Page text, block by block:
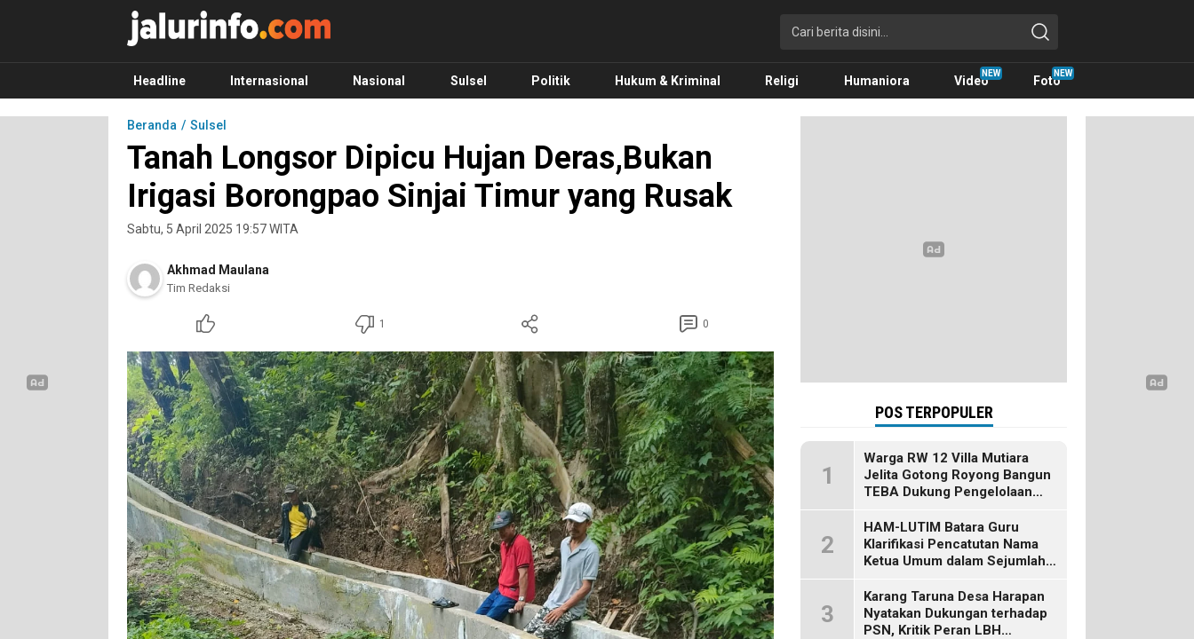
Info Terbaru, Berita Terkini Hari Ini, Jalurinfo.com
Terkini, Akurat dan Terpercaya
Headline Internasional Nasional Sulsel Politik Hukum & Kriminal Religi Humaniora Video Foto
Beranda Sulsel
Tanah Longsor Dipicu Hujan Deras,Bukan
Irigasi Borongpao Sinjai Timur yang Rusak
Sabtu, 5 April 2025 19:57 WITA
Akhmad Maulana
Tim Redaksi
1 0
POS TERPOPULER
1
Warga RW 12 Villa Mutiara
Jelita Gotong Royong Bangun
TEBA Dukung Pengelolaan
2
HAM-LUTIM Batara Guru
Klarifikasi Pencatutan Nama
Ketua Umum dalam Sejumlah
3
Karang Taruna Desa Harapan
Nyatakan Dukungan terhadap
PSN, Kritik Peran LBH